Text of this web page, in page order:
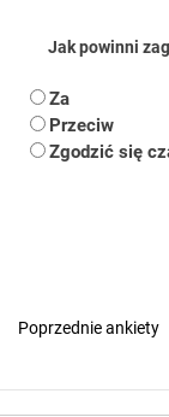
Jak powinni
Za
Przeciw
Zgodzić się
Poprzednie ankiety